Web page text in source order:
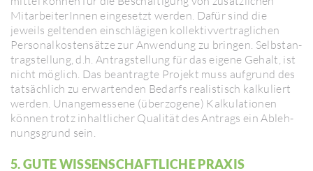
Mitar­bei­te­rInnen einge­setzt werden. Dafür sind die
jeweils geltenden einschlä­gigen kollek­tiv­ver­trag­li­chen
Perso­nal­kos­ten­sätze zur Anwen­dung zu bringen. Selbst­an­
trag­stel­lung, d.h. Antrag­stel­lung für das eigene Gehalt, ist
nicht möglich. Das bean­tragte Projekt muss aufgrund des
tatsäch­lich zu erwar­tenden Bedarfs realis­tisch kalku­liert
werden. Unan­ge­mes­sene (überzo­gene) Kalku­la­tionen
können trotz inhalt­li­cher Qualität des Antrags ein Ableh­
nungs­grund sein.
5. GUTE WISSEN­SCHAFT­LICHE PRAXIS